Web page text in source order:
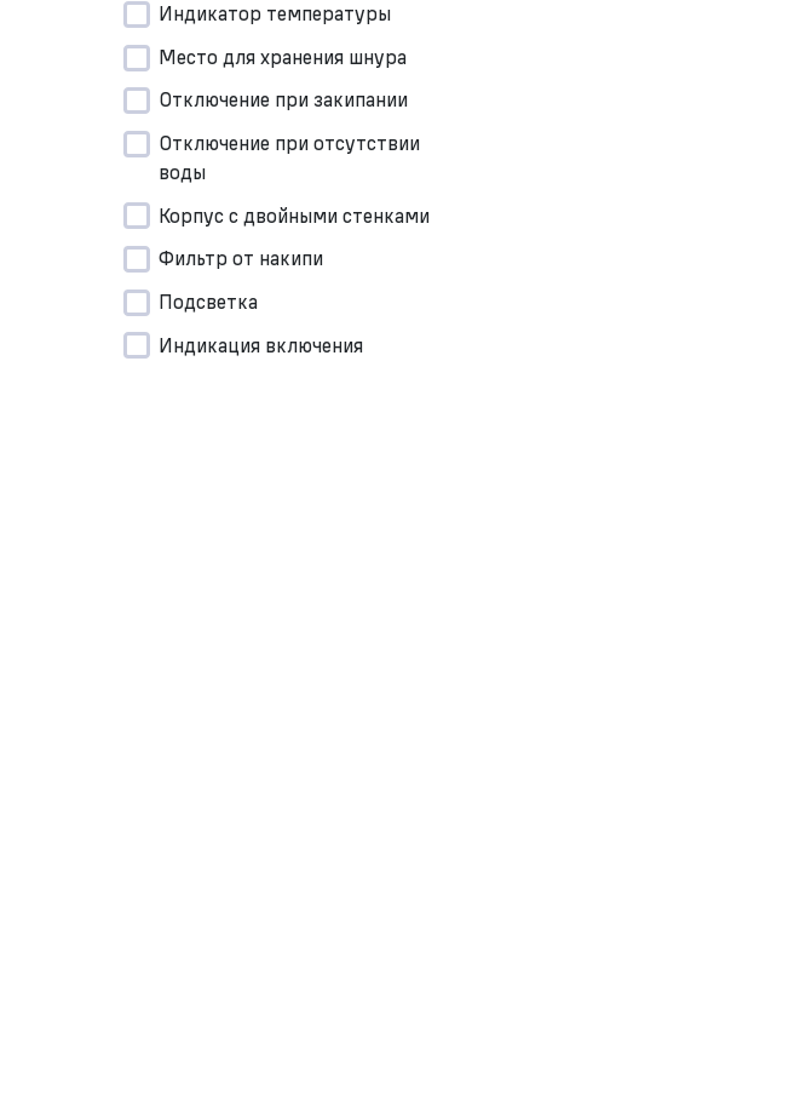
Индикатор температуры
Место для хранения шнура
Отключение при закипании
Отключение при отсутствии
воды
Корпус с двойными стенками
Фильтр от накипи
Подсветка
Индикация включения